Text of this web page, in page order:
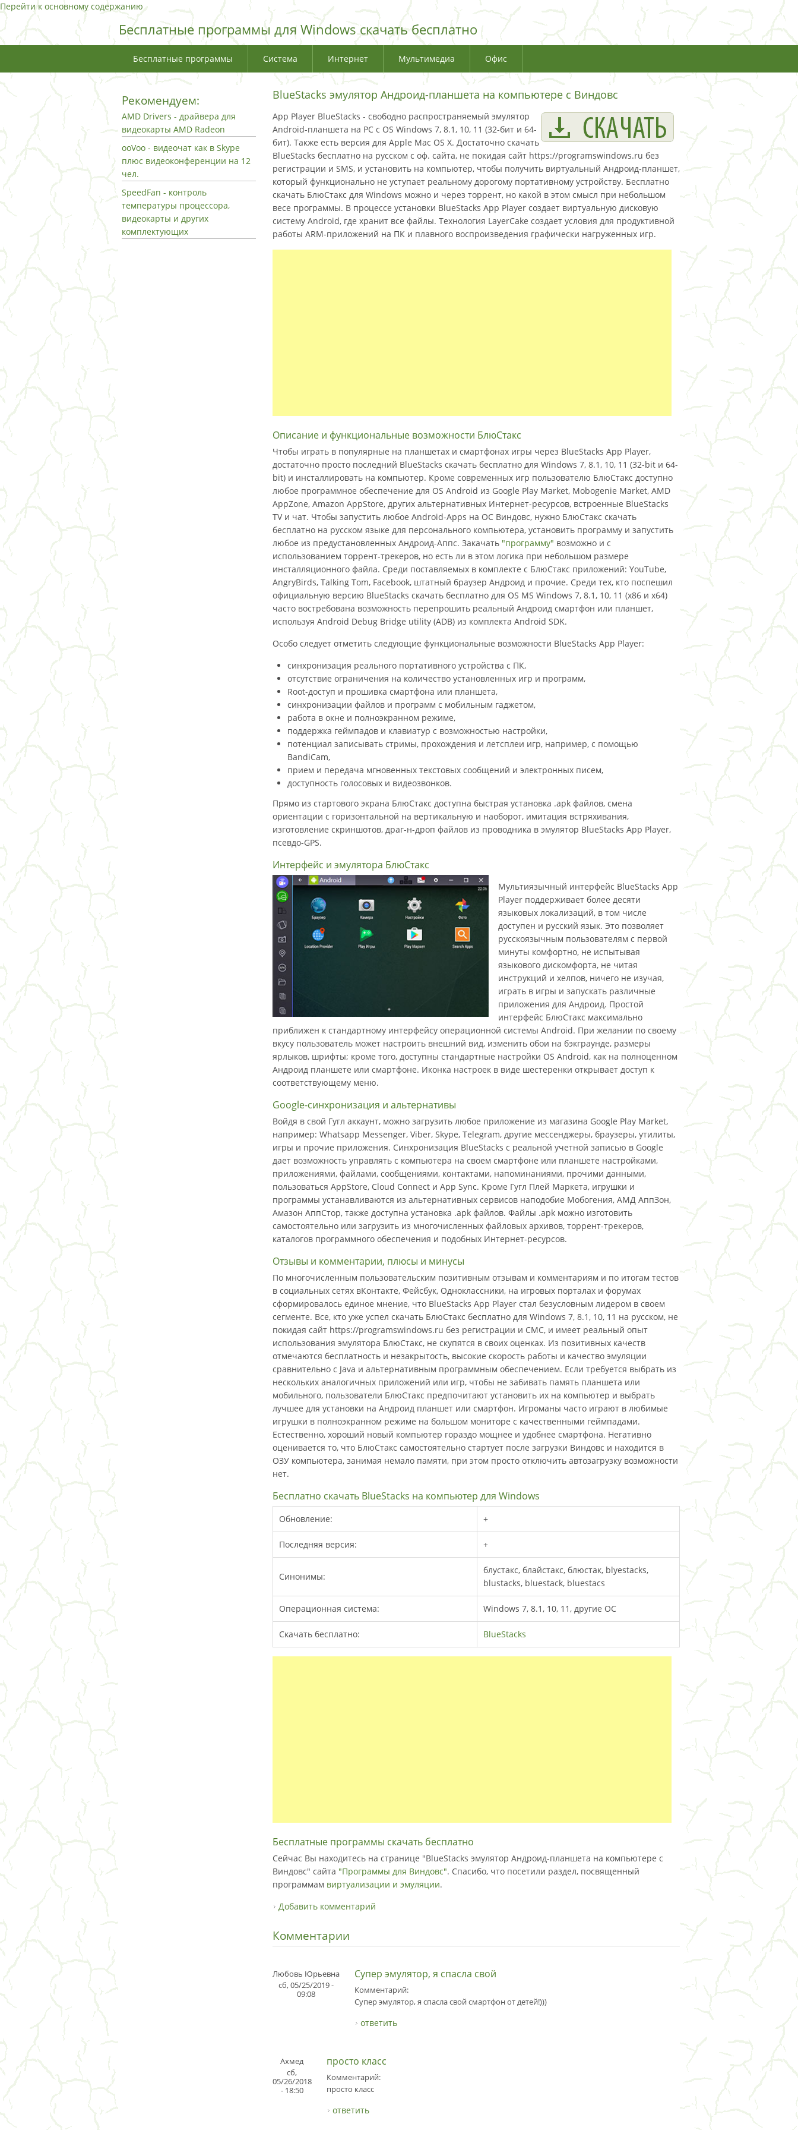
Перейти к основному содержанию
Бесплатные программы для Windows скачать бесплатно
Бесплатные программы Система Интернет Мультимедиа Офис
BlueStacks эмулятор Андроид-планшета на компьютере с Виндовс
App Player BlueStacks - свободно распространяемый эмулятор
Android-планшета на PC с OS Windows 7, 8.1, 10, 11 (32-бит и 64-
бит). Также есть версия для Apple Mac OS X. Достаточно скачать
BlueStacks бесплатно на русском с оф. сайта, не покидая сайт https://programswindows.ru без
регистрации и SMS, и установить на компьютер, чтобы получить виртуальный Андроид-планшет,
который функционально не уступает реальному дорогому портативному устройству. Бесплатно
скачать БлюСтакс для Windows можно и через торрент, но какой в этом смысл при небольшом
весе программы. В процессе установки BlueStacks App Player создает виртуальную дисковую
систему Android, где хранит все файлы. Технология LayerCake создает условия для продуктивной
работы ARM-приложений на ПК и плавного воспроизведения графически нагруженных игр.
Описание и функциональные возможности БлюСтакс
Чтобы играть в популярные на планшетах и смартфонах игры через BlueStacks App Player,
достаточно просто последний BlueStacks скачать бесплатно для Windows 7, 8.1, 10, 11 (32-bit и 64-
bit) и инсталлировать на компьютер. Кроме современных игр пользователю БлюСтакс доступно
любое программное обеспечение для OS Android из Google Play Market, Mobogenie Market, AMD
AppZone, Amazon AppStore, других альтернативных Интернет-ресурсов, встроенные BlueStacks
TV и чат. Чтобы запустить любое Android-Apps на ОС Виндовс, нужно БлюСтакс скачать
бесплатно на русском языке для персонального компьютера, установить программу и запустить
любое из предустановленных Андроид-Аппс. Закачать "программу" возможно и с
использованием торрент-трекеров, но есть ли в этом логика при небольшом размере
инсталляционного файла. Среди поставляемых в комплекте с БлюСтакс приложений: YouTube,
AngryBirds, Talking Tom, Facebook, штатный браузер Андроид и прочие. Среди тех, кто поспешил
официальную версию BlueStacks скачать бесплатно для OS MS Windows 7, 8.1, 10, 11 (x86 и x64)
часто востребована возможность перепрошить реальный Андроид смартфон или планшет,
используя Android Debug Bridge utility (ADB) из комплекта Android SDK.
Особо следует отметить следующие функциональные возможности BlueStacks App Player:
синхронизация реального портативного устройства с ПК,
отсутствие ограничения на количество установленных игр и программ,
Root-доступ и прошивка смартфона или планшета,
синхронизации файлов и программ с мобильным гаджетом,
работа в окне и полноэкранном режиме,
поддержка геймпадов и клавиатур с возможностью настройки,
потенциал записывать стримы, прохождения и летсплеи игр, например, с помощью
BandiCam,
прием и передача мгновенных текстовых сообщений и электронных писем,
доступность голосовых и видеозвонков.
Прямо из стартового экрана БлюСтакс доступна быстрая установка .apk файлов, смена
ориентации с горизонтальной на вертикальную и наоборот, имитация встряхивания,
изготовление скриншотов, драг-н-дроп файлов из проводника в эмулятор BlueStacks App Player,
псевдо-GPS.
Интерфейс и эмулятора БлюСтакс
Мультиязычный интерфейс BlueStacks App
Player поддерживает более десяти
языковых локализаций, в том числе
доступен и русский язык. Это позволяет
русскоязычным пользователям с первой
минуты комфортно, не испытывая
языкового дискомфорта, не читая
инструкций и хелпов, ничего не изучая,
играть в игры и запускать различные
приложения для Андроид. Простой
интерфейс БлюСтакс максимально
приближен к стандартному интерфейсу операционной системы Android. При желании по своему
вкусу пользователь может настроить внешний вид, изменить обои на бэкграунде, размеры
ярлыков, шрифты; кроме того, доступны стандартные настройки OS Android, как на полноценном
Андроид планшете или смартфоне. Иконка настроек в виде шестеренки открывает доступ к
соответствующему меню.
Google-синхронизация и альтернативы
Войдя в свой Гугл аккаунт, можно загрузить любое приложение из магазина Google Play Market,
например: Whatsapp Messenger, Viber, Skype, Telegram, другие мессенджеры, браузеры, утилиты,
игры и прочие приложения. Синхронизация BlueStacks с реальной учетной записью в Google
дает возможность управлять с компьютера на своем смартфоне или планшете настройками,
приложениями, файлами, сообщениями, контактами, напоминаниями, прочими данными,
пользоваться AppStore, Cloud Connect и App Sync. Кроме Гугл Плей Маркета, игрушки и
программы устанавливаются из альтернативных сервисов наподобие Мобогения, АМД АппЗон,
Амазон АппСтор, также доступна установка .apk файлов. Файлы .apk можно изготовить
самостоятельно или загрузить из многочисленных файловых архивов, торрент-трекеров,
каталогов программного обеспечения и подобных Интернет-ресурсов.
Отзывы и комментарии, плюсы и минусы
По многочисленным пользовательским позитивным отзывам и комментариям и по итогам тестов
в социальных сетях вКонтакте, Фейсбук, Одноклассники, на игровых порталах и форумах
сформировалось единое мнение, что BlueStacks App Player стал безусловным лидером в своем
сегменте. Все, кто уже успел скачать БлюСтакс бесплатно для Windows 7, 8.1, 10, 11 на русском, не
покидая сайт https://programswindows.ru без регистрации и СМС, и имеет реальный опыт
использования эмулятора БлюСтакс, не скупятся в своих оценках. Из позитивных качеств
отмечаются бесплатность и незакрытость, высокие скорость работы и качество эмуляции
сравнительно с Java и альтернативным программным обеспечением. Если требуется выбрать из
нескольких аналогичных приложений или игр, чтобы не забивать память планшета или
мобильного, пользователи БлюСтакс предпочитают установить их на компьютер и выбрать
лучшее для установки на Андроид планшет или смартфон. Игроманы часто играют в любимые
игрушки в полноэкранном режиме на большом мониторе с качественными геймпадами.
Естественно, хороший новый компьютер гораздо мощнее и удобнее смартфона. Негативно
оценивается то, что БлюСтакс самостоятельно стартует после загрузки Виндовс и находится в
ОЗУ компьютера, занимая немало памяти, при этом просто отключить автозагрузку возможности
нет.
Бесплатно скачать BlueStacks на компьютер для Windows
Обновление: +
Последняя версия: +
Синонимы:
блустакс, блайстакс, блюстак, blyestacks,
blustacks, bluestack, bluestacs
Операционная система: Windows 7, 8.1, 10, 11, другие ОС
Скачать бесплатно: BlueStacks
Бесплатные программы скачать бесплатно
Сейчас Вы находитесь на странице "BlueStacks эмулятор Андроид-планшета на компьютере с
Виндовс" сайта "Программы для Виндовс". Спасибо, что посетили раздел, посвященный
программам виртуализации и эмуляции.
Добавить комментарий
Комментарии
Любовь Юрьевна
сб, 05/25/2019 -
09:08
Супер эмулятор, я спасла свой
Комментарий:
Супер эмулятор, я спасла свой смартфон от детей!)))
ответить
Ахмед
сб,
05/26/2018
- 18:50
просто класс
Комментарий:
просто класс
ответить
Рекомендуем:
AMD Drivers - драйвера для
видеокарты AMD Radeon
ooVoo - видеочат как в Skype
плюс видеоконференции на 12
чел.
SpeedFan - контроль
температуры процессора,
видеокарты и других
комплектующих